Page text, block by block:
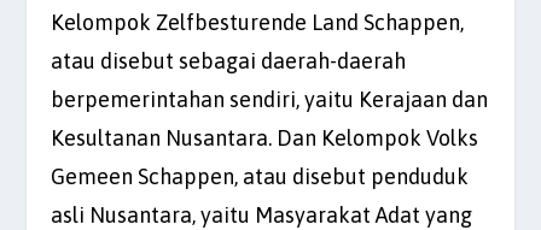
Kelompok Zelfbesturende Land Schappen,
atau disebut sebagai daerah-daerah
berpemerintahan sendiri, yaitu Kerajaan dan
Kesultanan Nusantara. Dan Kelompok Volks
Gemeen Schappen, atau disebut penduduk
asli Nusantara, yaitu Masyarakat Adat yang